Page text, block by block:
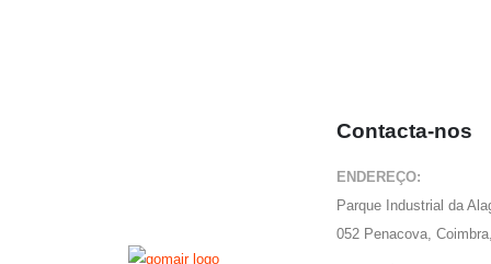
Contacta-nos
ENDEREÇO:
Parque Industrial da
052 Penacova,